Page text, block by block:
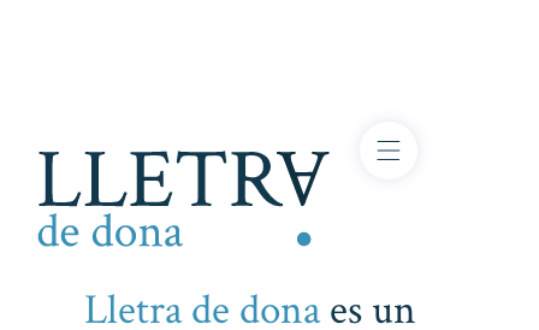
Lletra de donaes un